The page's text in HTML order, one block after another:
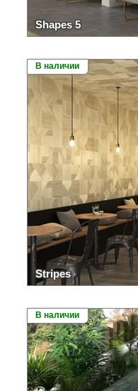
Shapes 5
В наличии
Stripes
В наличии